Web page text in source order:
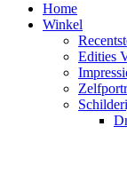
Home
Winkel
Edities